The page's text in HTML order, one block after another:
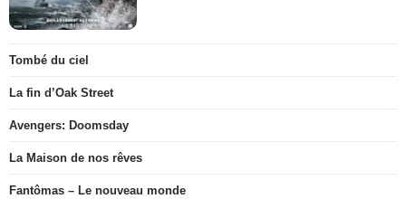
Tombé du ciel
La fin d’Oak Street
Avengers: Doomsday
La Maison de nos rêves
Fantômas – Le nouveau monde